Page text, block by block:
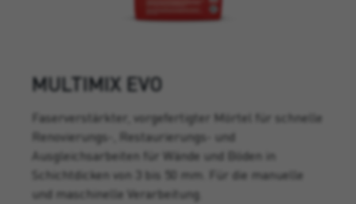
MULTIMIX EVO
Faserverstärkter, vorgefertigter Mörtel für schnelle
Renovierungs-, Restaurierungs- und
Ausgleichsarbeiten für Wände und Böden in
Schichtdicken von 3 bis 50 mm. Für die manuelle
und maschinelle Verarbeitung.